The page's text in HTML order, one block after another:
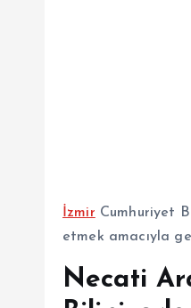
İzmir Cumhuriyet
etmek amacıyla
Necati